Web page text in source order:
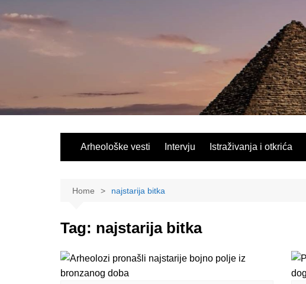
Arheološke vesti Intervju Istraživanja i otkrića
Home najstarija bitka
Tag: najstarija bitka